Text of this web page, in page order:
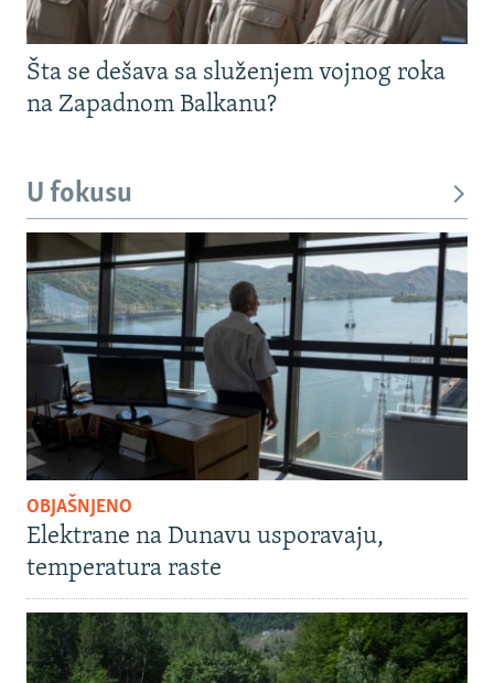
Šta se dešava sa služenjem vojnog roka
na Zapadnom Balkanu?
U fokusu
OBJAŠNJENO
Elektrane na Dunavu usporavaju,
temperatura raste